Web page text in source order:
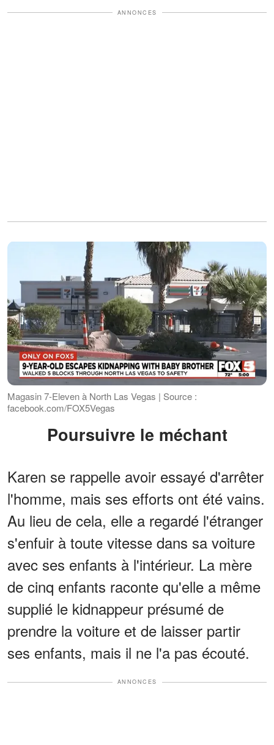
ANNONCES
Magasin 7-Eleven à North Las Vegas | Source :
facebook.com/FOX5Vegas
Poursuivre le méchant
Karen se rappelle avoir essayé d'arrêter
l'homme, mais ses efforts ont été vains.
Au lieu de cela, elle a regardé l'étranger
s'enfuir à toute vitesse dans sa voiture
avec ses enfants à l'intérieur. La mère
de cinq enfants raconte qu'elle a même
supplié le kidnappeur présumé de
prendre la voiture et de laisser partir
ses enfants, mais il ne l'a pas écouté.
ANNONCES